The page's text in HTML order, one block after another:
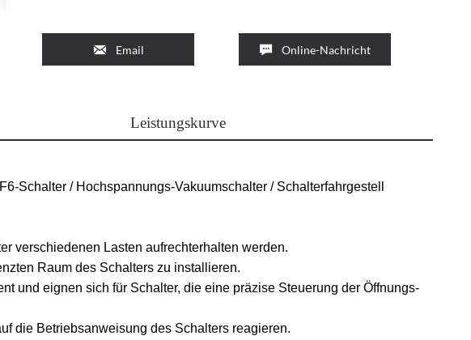
 Email  Online-Nachricht
Leistungskurve
Schalter / Hochspannungs-Vakuumschalter / Schalterfahrgestell
verschiedenen Lasten aufrechterhalten werden.
Raum des Schalters zu installieren.
und eignen sich für Schalter, die eine präzise Steuerung der Öffnungs-
die Betriebsanweisung des Schalters reagieren.